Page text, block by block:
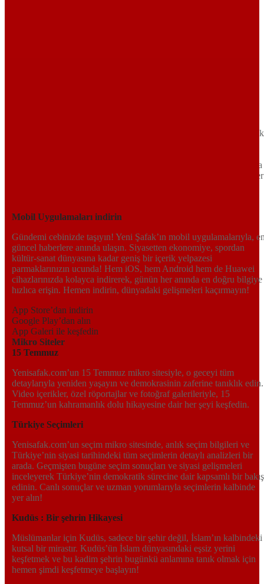
Tarafsız, dinamik ve derinlemesine habercilik anlayışıyla Yeni
bir yelpazede sunduğu haberlerle, hem Türkiye’de hem de dünyada
neler olup bittiğini anında öğrenin. Dijital platformlarıyla her an, her
Mobil Uygulamaları indirin
Gündemi cebinizde taşıyın! Yeni Şafak’ın mobil uygulamalarıyla,
güncel haberlere anında ulaşın. Siyasetten ekonomiye, spordan
kültür-sanat dünyasına kadar geniş bir içerik yelpazesi
parmaklarınızın ucunda! Hem iOS, hem Android hem de Huawei
cihazlarınızda kolayca indirerek, günün her anında en doğru bilgiye
hızlıca erişin. Hemen indirin, dünyadaki gelişmeleri kaçırmayın!
App Store’dan indirin
Google Play’dan alın
App Galeri ile keşfedin
Mikro Siteler
15 Temmuz
Yenisafak.com’un 15 Temmuz mikro sitesiyle, o geceyi tüm
detaylarıyla yeniden yaşayın ve demokrasinin zaferine tanıklık edin.
Video içerikler, özel röportajlar ve fotoğraf galerileriyle, 15
Temmuz’un kahramanlık dolu hikayesine dair her şeyi keşfedin.
Türkiye Seçimleri
Yenisafak.com’un seçim mikro sitesinde, anlık seçim bilgileri ve
Türkiye’nin siyasi tarihindeki tüm seçimlerin detaylı analizleri bir
arada. Geçmişten bugüne seçim sonuçları ve siyasi gelişmeleri
inceleyerek Türkiye’nin demokratik sürecine dair kapsamlı bir bakış
edinin. Canlı sonuçlar ve uzman yorumlarıyla seçimlerin kalbinde
yer alın!
Kudüs : Bir şehrin Hikayesi
Müslümanlar için Kudüs, sadece bir şehir değil, İslam’ın kalbindeki
kutsal bir mirastır. Kudüs’ün İslam dünyasındaki eşsiz yerini
keşfetmek ve bu kadim şehrin bugünkü anlamına tanık olmak için
hemen şimdi keşfetmeye başlayın!